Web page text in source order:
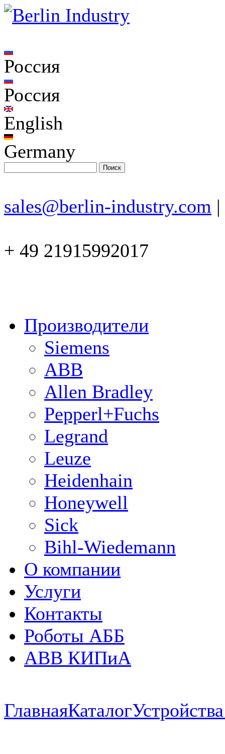
Россия
Россия
English
Germany
sales@berlin-industry.com |
+ 49 21915992017
Производители
Siemens
ABB
Allen Bradley
Pepperl+Fuchs
Legrand
Leuze
Heidenhain
Honeywell
Sick
Bihl-Wiedemann
О компании
Услуги
Контакты
Роботы АББ
ABB КИПиА
ГлавнаяКаталог